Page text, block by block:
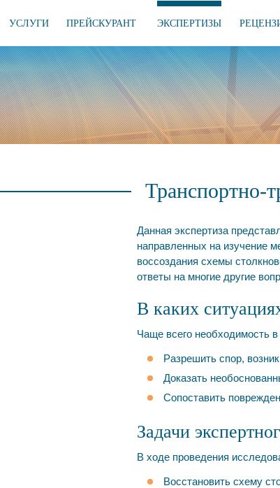
УСЛУГИ ПРЕЙСКУРАНТ ЭКСПЕРТИЗЫ
Транспортно-
Данная экспертиза
направленных на изучение
воссоздания схемы
ответы на многие другие
В каких
Чаще всего необходимость
Разрешить спор,
Доказать
Сопоставить
Задачи
В ходе проведения
Восстановить схему